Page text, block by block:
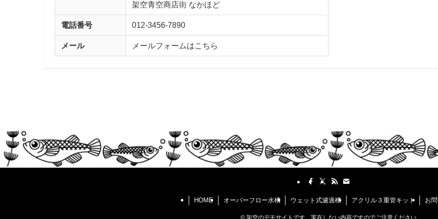
架空青空商店街 なかほど
電話番号 012-3456-7890
メール メールフォームはこちら
HOME オーバーフロー水槽 ウェット式濾過槽 アクリル３重管キット お
© 架空のデモサイトです 実在しない内容ですのでご注意ください